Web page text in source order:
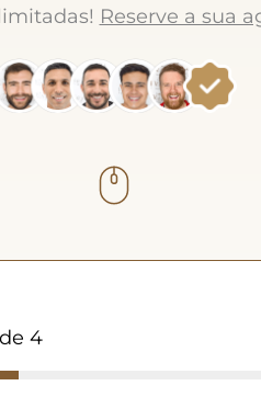
Reserve a sua
de 4